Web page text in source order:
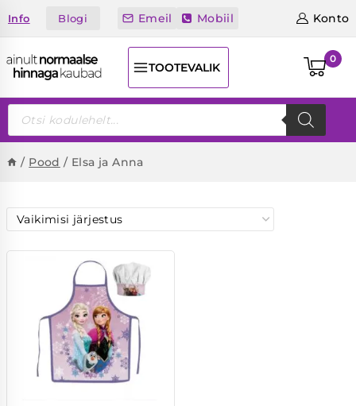
toInfo Blogi Emeil Mobiil Konto
TOOTEVALIK
0
Products
search
/ Pood / Elsa ja Anna